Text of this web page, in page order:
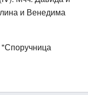
и Венедима